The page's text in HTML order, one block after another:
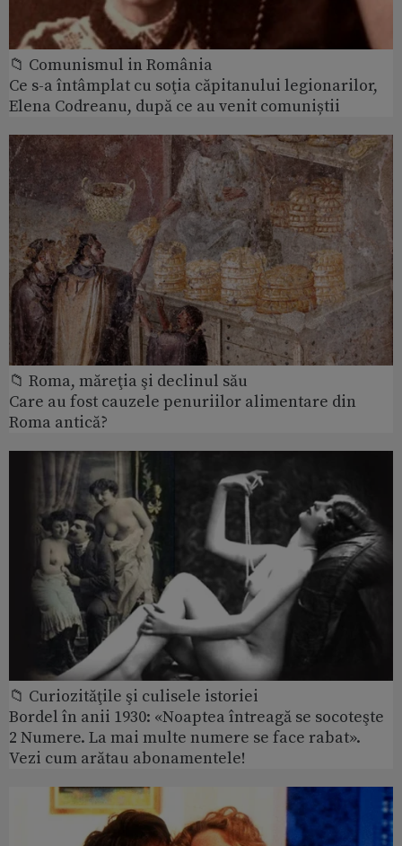
📁 Comunismul in România
Ce s-a întâmplat cu soţia căpitanului legionarilor,
Elena Codreanu, după ce au venit comuniștii
📁 Roma, măreţia şi declinul său
Care au fost cauzele penuriilor alimentare din
Roma antică?
📁 Curiozităţile şi culisele istoriei
Bordel în anii 1930: «Noaptea întreagă se socoteşte
2 Numere. La mai multe numere se face rabat».
Vezi cum arătau abonamentele!